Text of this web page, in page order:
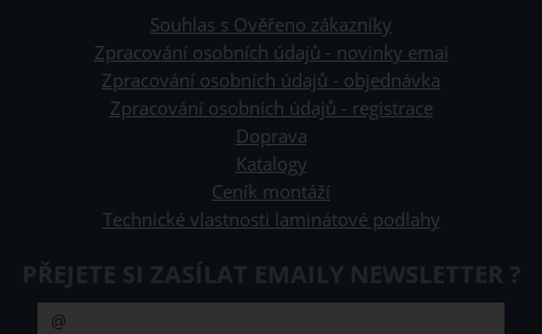
Souhlas s Ověřeno zákazníky
Zpracování osobních údajů - novinky emai
Zpracování osobních údajů - objednávka
Zpracování osobních údajů - registrace
Doprava
Katalogy
Ceník montáží
Technické vlastnosti laminátové podlahy
PŘEJETE SI ZASÍLAT EMAILY NEWSLETTER ?